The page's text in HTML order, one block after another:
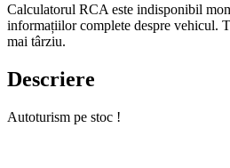
Calculatorul RCA este indisponibil
informațiilor complete despre vehicul.
mai târziu.
Descriere
Autoturism pe stoc !